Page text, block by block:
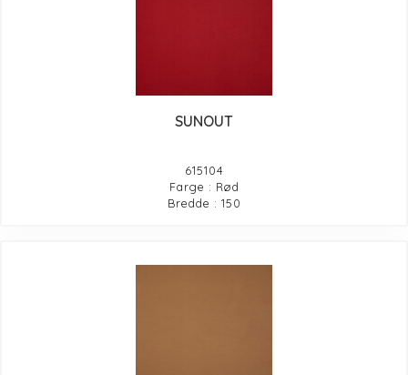
SUNOUT
615104
Farge : Rød
Bredde : 150